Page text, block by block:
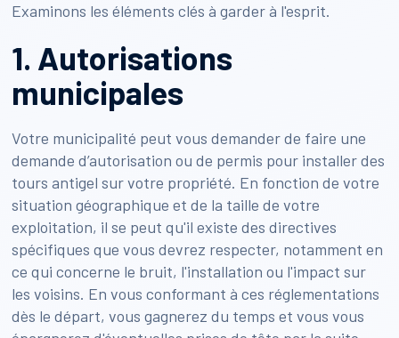
Examinons les éléments clés à garder à l'esprit.
1. Autorisations
municipales
Votre municipalité peut vous demander de faire une
demande d’autorisation ou de permis pour installer des
tours antigel sur votre propriété. En fonction de votre
situation géographique et de la taille de votre
exploitation, il se peut qu'il existe des directives
spécifiques que vous devrez respecter, notamment en
ce qui concerne le bruit, l'installation ou l'impact sur
les voisins. En vous conformant à ces réglementations
dès le départ, vous gagnerez du temps et vous vous